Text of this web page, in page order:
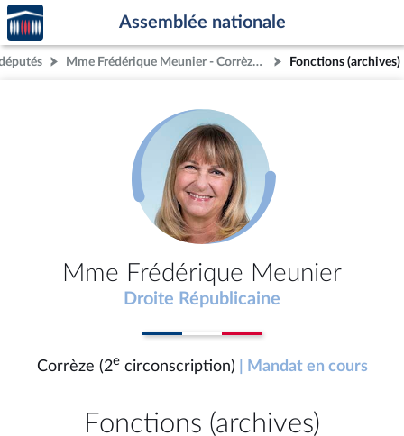
Aller au contenu
Aller en bas de la page
Accèder
à la
page
d'accueil
Assemblée nationale
Mme Frédérique Meunier - Corrèze (2e circonscription) Fonctions (archives)
Mme Frédérique Meunier
Droite Républicaine
Corrèze (2ecirconscription) | Mandat en cours
Fonctions (archives)